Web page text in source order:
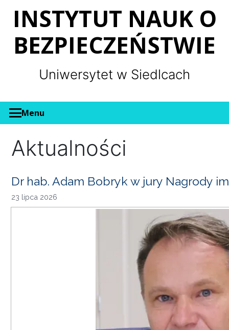
INSTYTUT NAUK O
BEZPIECZEŃSTWIE
Uniwersytet w Siedlcach
Menu
Aktualności
Dr hab. Adam Bobryk w jury Nagrody
23 lipca 2026